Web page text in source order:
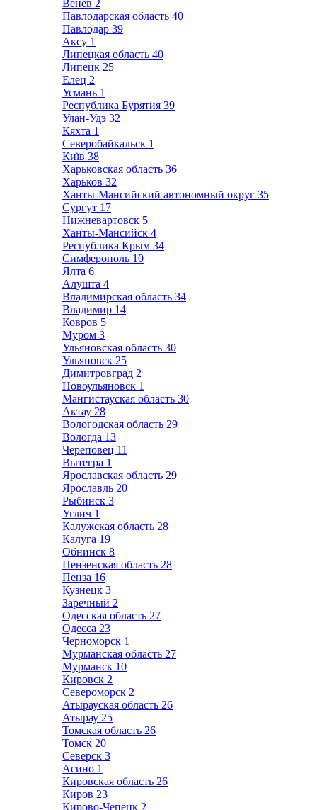
Венев 2
Павлодарская область 40
Павлодар 39
Аксу 1
Липецкая область 40
Липецк 25
Елец 2
Усмань 1
Республика Бурятия 39
Улан-Удэ 32
Кяхта 1
Северобайкальск 1
Київ 38
Харьковская область 36
Харьков 32
Ханты-Мансийский автономный округ 35
Сургут 17
Нижневартовск 5
Ханты-Мансийск 4
Республика Крым 34
Симферополь 10
Ялта 6
Алушта 4
Владимирская область 34
Владимир 14
Ковров 5
Муром 3
Ульяновская область 30
Ульяновск 25
Димитровград 2
Новоульяновск 1
Мангистауская область 30
Актау 28
Вологодская область 29
Вологда 13
Череповец 11
Вытегра 1
Ярославская область 29
Ярославль 20
Рыбинск 3
Углич 1
Калужская область 28
Калуга 19
Обнинск 8
Пензенская область 28
Пенза 16
Кузнецк 3
Заречный 2
Одесская область 27
Одесса 23
Черноморск 1
Мурманская область 27
Мурманск 10
Кировск 2
Североморск 2
Атырауская область 26
Атырау 25
Томская область 26
Томск 20
Северск 3
Асино 1
Кировская область 26
Киров 23
Кирово-Чепецк 2